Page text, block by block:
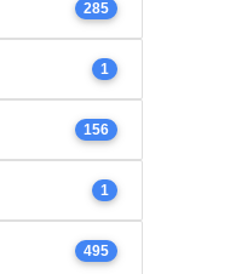
285
1
156
1
495